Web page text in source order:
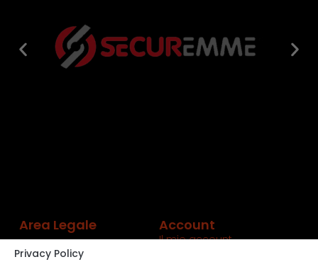
Area Legale
Privacy Policy
Account
Il mio account